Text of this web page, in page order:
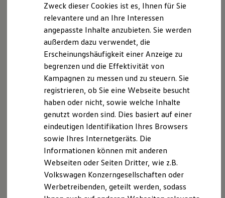
Kaufoptionen
E-Auto-Förderung
Software und Konnektivität
Die ID. Software 6
ID. Software Versionen und Updates
Digitale Extras
Schnittstellen zu Ihrem ID.
Hybridautos
Marke und Erlebnis
Volkswagen R und R Experience
R-Modelle
R Experience
Driving Experience
Volkswagen entdecken
Werkbesichtigung
Lifestyle Shop
T-Roc Kollektion
Golf Kollektion
ID. Kollektion
Volkswagen Kollektion
Der T-Cross
Wendig, flexibel, vielseitig. Entdecken Sie den
T‑Cross.
Mehr zum T-Cross erfahren
Zweck dieser Cookies ist es, Ihnen für Sie
relevantere und an Ihre Interessen
angepasste Inhalte anzubieten. Sie werden
außerdem dazu verwendet, die
Erscheinungshäufigkeit einer Anzeige zu
begrenzen und die Effektivität von
Kampagnen zu messen und zu steuern. Sie
registrieren, ob Sie eine Webseite besucht
haben oder nicht, sowie welche Inhalte
genutzt worden sind. Dies basiert auf einer
eindeutigen Identifikation Ihres Browsers
sowie Ihres Internetgeräts. Die
Informationen können mit anderen
Webseiten oder Seiten Dritter, wie z.B.
Volkswagen Konzerngesellschaften oder
Werbetreibenden, geteilt werden, sodass